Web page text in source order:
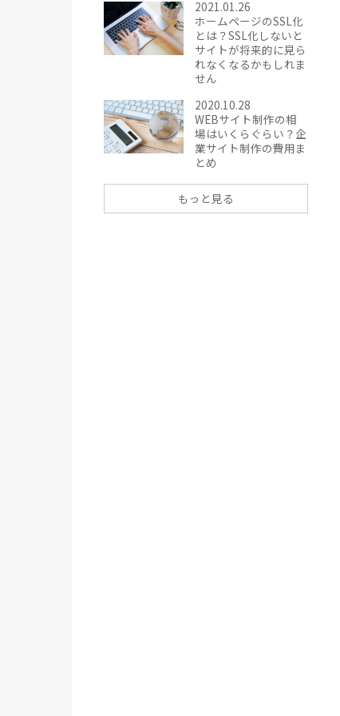
2021.01.26
ホームページのSSL化
とは？SSL化しないと
サイトが将来的に見ら
れなくなるかもしれま
せん
2020.10.28
WEBサイト制作の相
場はいくらぐらい？企
業サイト制作の費用ま
とめ
もっと見る